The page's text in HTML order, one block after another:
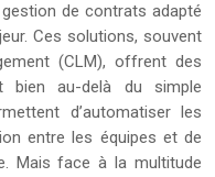
de contrats adapté
Ces solutions, souvent
(CLM), offrent des
bien au-delà du simple
d’automatiser les
entre les équipes et de
Mais face à la multitude